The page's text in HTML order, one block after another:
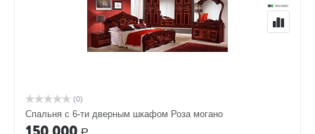
(0)
Спальня с 6-ти дверным шкафом Роза могано
Р